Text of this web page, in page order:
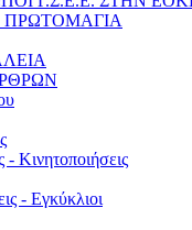
ΠΡΩΤΟΜΑΓΙΑ
Κινητοποιήσεις
- Εγκύκλιοι